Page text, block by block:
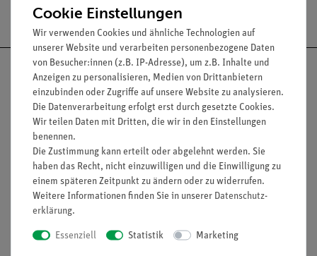
Versandkostenfrei ab 300,- €
Nach oben
Informationen Service
Cookie Einstellungen
Wir verwenden Cookies und ähnliche Technologien auf
unserer Website und verarbeiten personenbezogene Daten
von Besucher:innen (z.B. IP-Adresse), um z.B. Inhalte und
Anzeigen zu personalisieren, Medien von Drittanbietern
einzubinden oder Zugriffe auf unsere Website zu analysieren.
Die Datenverarbeitung erfolgt erst durch gesetzte Cookies.
Wir teilen Daten mit Dritten, die wir in den Einstellungen
benennen.
Die Zustimmung kann erteilt oder abgelehnt werden. Sie
haben das Recht, nicht einzuwilligen und die Einwilligung zu
einem späteren Zeitpunkt zu ändern oder zu widerrufen.
Weitere Informationen finden Sie in unserer Daten­schutz­
erklärung.
Essenziell Statistik Marketing